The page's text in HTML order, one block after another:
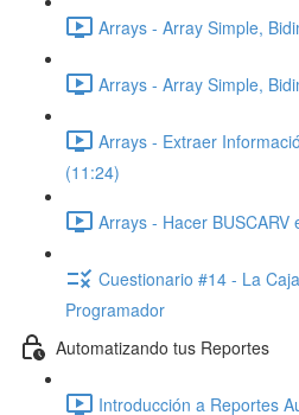
Arrays - Array Simple,
Arrays - Array Simple,
Arrays - Extraer
(11:24)
Arrays - Hacer BUSCARV
Cuestionario #14 - La
Programador
Automatizando tus Reportes
Introducción a Reportes